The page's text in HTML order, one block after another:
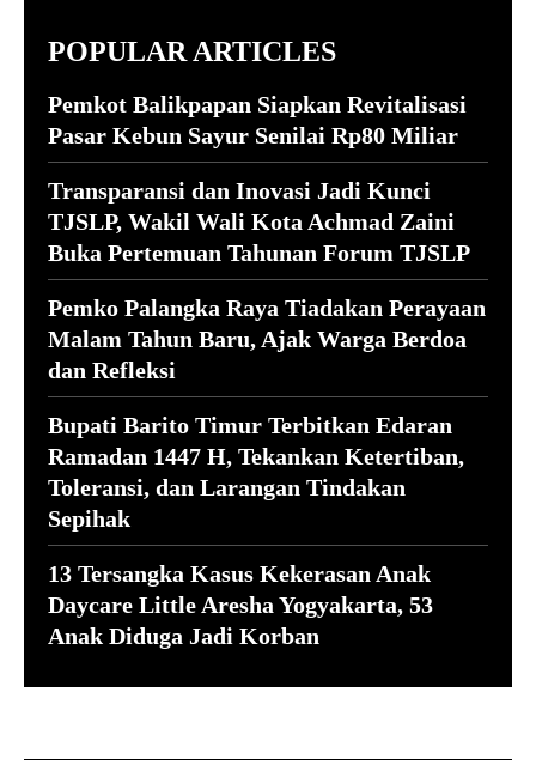
POPULAR ARTICLES
Pemkot Balikpapan Siapkan Revitalisasi
Pasar Kebun Sayur Senilai Rp80 Miliar
Transparansi dan Inovasi Jadi Kunci
TJSLP, Wakil Wali Kota Achmad Zaini
Buka Pertemuan Tahunan Forum TJSLP
Pemko Palangka Raya Tiadakan Perayaan
Malam Tahun Baru, Ajak Warga Berdoa
dan Refleksi
Bupati Barito Timur Terbitkan Edaran
Ramadan 1447 H, Tekankan Ketertiban,
Toleransi, dan Larangan Tindakan
Sepihak
13 Tersangka Kasus Kekerasan Anak
Daycare Little Aresha Yogyakarta, 53
Anak Diduga Jadi Korban